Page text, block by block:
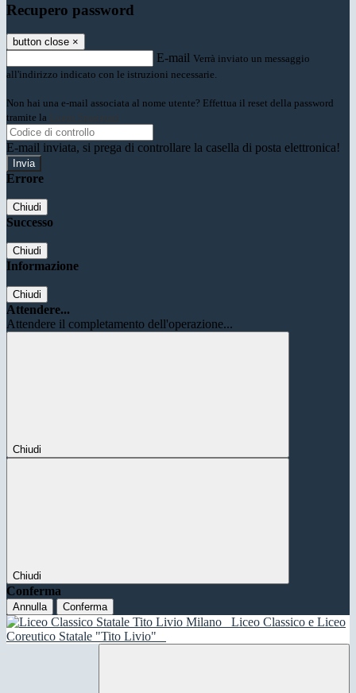
Recupero password
button close ×
E-mail Verrà inviato un messaggio
all'indirizzo indicato con le istruzioni necessarie.
Non hai una e-mail associata al nome utente? Effettua il reset della password
tramite la
E-mail inviata, si prega di controllare la casella di posta elettronica!
Errore
Chiudi
Successo
Chiudi
Informazione
Chiudi
Attendere...
Attendere il completamento dell'operazione...
Chiudi
Chiudi
Conferma
Annulla Conferma
Liceo Classico e Liceo
Coreutico Statale "Tito Livio"